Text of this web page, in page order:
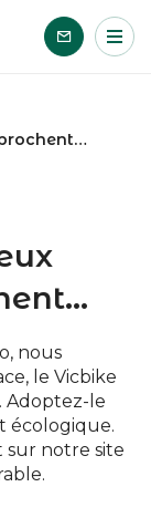
nous
le Vicbike
Adoptez-le
écologique.
sur notre site